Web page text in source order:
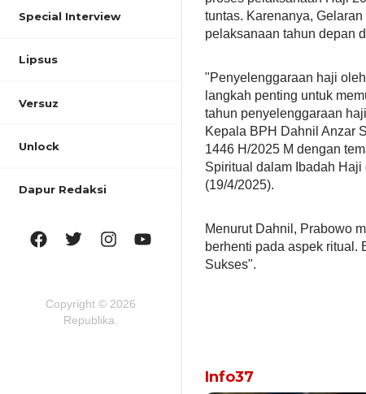
Special Interview
Lipsus
Versuz
Unlock
Dapur Redaksi
Copyright © 2026
Republika.
tuntas. Karenanya,
pelaksanaan tahun depan
"Penyelenggaraan haji
langkah penting untuk
tahun penyelenggaraan
Kepala BPH Dahnil Anzar
1446 H/2025 M dengan
Spiritual dalam Ibadah Haji
(19/4/2025).
Menurut Dahnil, Prabowo
berhenti pada aspek ritual.
Sukses".
Info37